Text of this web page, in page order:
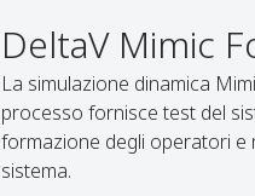
DeltaV Mimic
La simulazione dinamica
processo fornisce test del
formazione degli operatori e
sistema.